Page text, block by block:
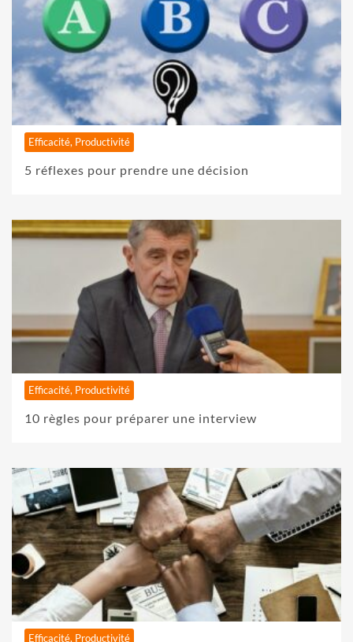
Efficacité, Productivité
5 réflexes pour prendre une décision
Efficacité, Productivité
10 règles pour préparer une interview
Efficacité, Productivité